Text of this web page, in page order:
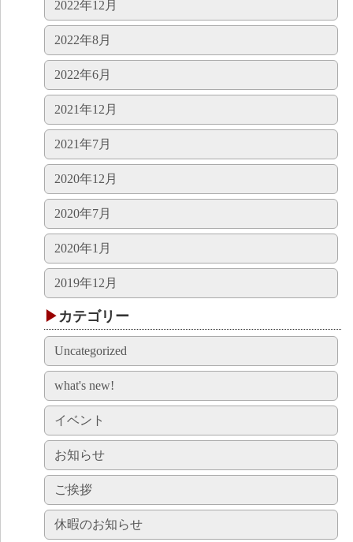
2022年12月
2022年8月
2022年6月
2021年12月
2021年7月
2020年12月
2020年7月
2020年1月
2019年12月
カテゴリー
Uncategorized
what's new!
イベント
お知らせ
ご挨拶
休暇のお知らせ